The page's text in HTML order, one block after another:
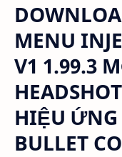
MENU
V1 1.99.3
HIỆU
BULLET